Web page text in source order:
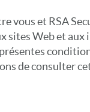
et RSA
sites Web et
de consulter